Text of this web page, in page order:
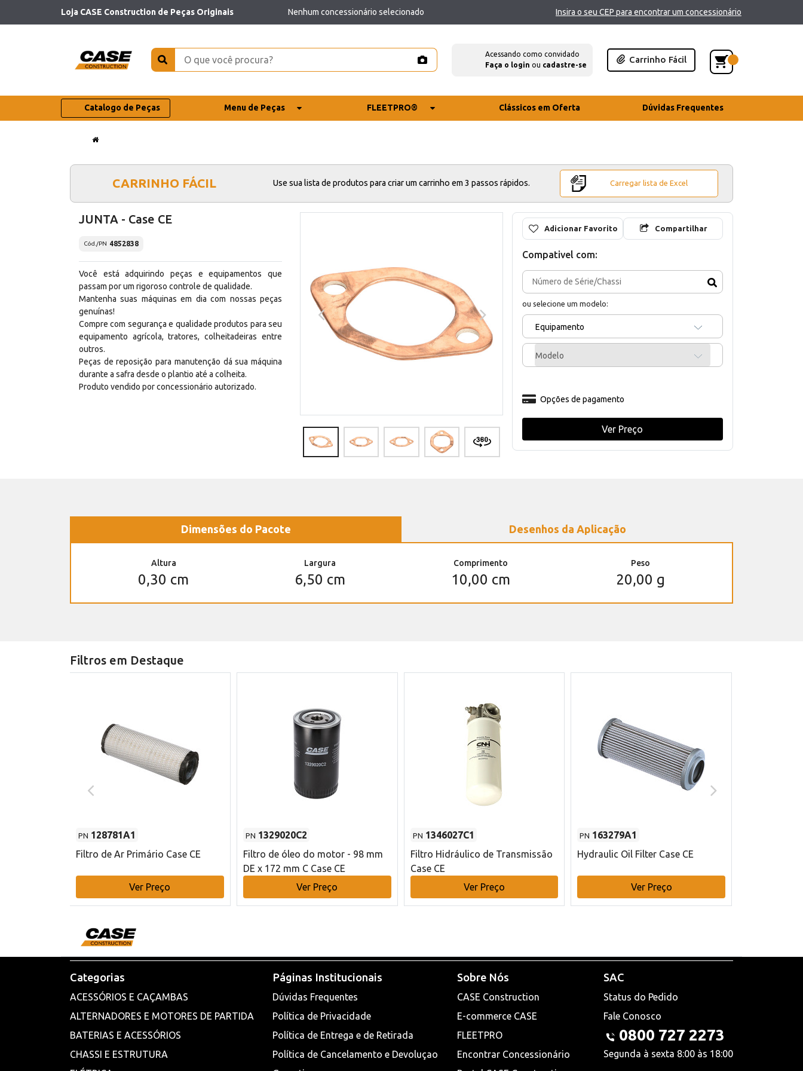
Loja CASE Construction de Peças Originais Nenhum concessionário selecionado Insira o seu CEP para encontrar um concessionário
Acessando como convidado
Faça o login ou cadastre-se
Carrinho Fácil
Catalogo de Peças Menu de Peças FLEETPRO® Clássicos em Oferta Dúvidas Frequentes
CARRINHO FÁCIL Use sua lista de produtos para criar um carrinho em 3 passos rápidos. Carregar lista de Excel
JUNTA - Case CE
Cód./PN 4852838
Você está adquirindo peças e equipamentos que
passam por um rigoroso controle de qualidade.
Mantenha suas máquinas em dia com nossas peças
genuínas!
Compre com segurança e qualidade produtos para seu
equipamento agrícola, tratores, colheitadeiras entre
outros.
Peças de reposição para manutenção dá sua máquina
durante a safra desde o plantio até a colheita.
Produto vendido por concessionário autorizado.
Adicionar Favorito Compartilhar
Compativel com:
ou selecione um modelo:
Equipamento
Modelo
Opções de pagamento
Ver Preço
Dimensões do Pacote Desenhos da Aplicação
Altura
0,30 cm
Largura
6,50 cm
Comprimento
10,00 cm
Peso
20,00 g
Filtros em Destaque
PN 128781A1
Filtro de Ar Primário Case CE
Ver Preço
PN 1329020C2
Filtro de óleo do motor - 98 mm
DE x 172 mm C Case CE
Ver Preço
PN 1346027C1
Filtro Hidráulico de Transmissão
Case CE
Ver Preço
PN 163279A1
Hydraulic Oil Filter Case CE
Ver Preço
Categorias
ACESSÓRIOS E CAÇAMBAS
ALTERNADORES E MOTORES DE PARTIDA
BATERIAS E ACESSÓRIOS
CHASSI E ESTRUTURA
Páginas Institucionais
Dúvidas Frequentes
Política de Privacidade
Política de Entrega e de Retirada
Política de Cancelamento e Devoluçao
Sobre Nós
CASE Construction
E-commerce CASE
FLEETPRO
Encontrar Concessionário
SAC
Status do Pedido
Fale Conosco
0800 727 2273
Segunda à sexta 8:00 às 18:00